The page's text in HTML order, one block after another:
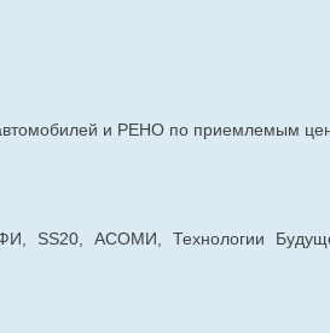
автомобилей и РЕНО по приемлемым
SS20, АСОМИ, Технологии